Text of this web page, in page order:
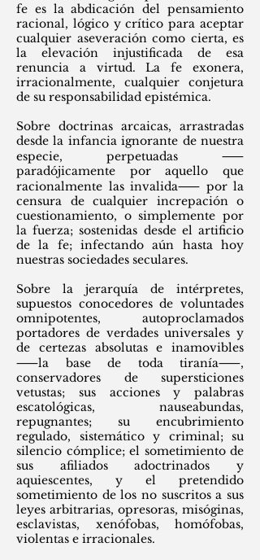
fe es la abdicación del pensamiento
racional, lógico y crítico para aceptar
cualquier aseveración como cierta, es
la elevación injustificada de esa
renuncia a virtud. La fe exonera,
irracionalmente, cualquier conjetura
de su responsabilidad epistémica.
Sobre doctrinas arcaicas, arrastradas
desde la infancia ignorante de nuestra
especie, perpetuadas ⸺
paradójicamente por aquello que
racionalmente las invalida⸺ por la
censura de cualquier increpación o
cuestionamiento, o simplemente por
la fuerza; sostenidas desde el artificio
de la fe; infectando aún hasta hoy
nuestras sociedades seculares.
Sobre la jerarquía de intérpretes,
supuestos conocedores de voluntades
omnipotentes, autoproclamados
portadores de verdades universales y
de certezas absolutas e inamovibles
⸺la base de toda tiranía⸺,
conservadores de supersticiones
vetustas; sus acciones y palabras
escatológicas, nauseabundas,
repugnantes; su encubrimiento
regulado, sistemático y criminal; su
silencio cómplice; el sometimiento de
sus afiliados adoctrinados y
aquiescentes, y el pretendido
sometimiento de los no suscritos a sus
leyes arbitrarias, opresoras, misóginas,
esclavistas, xenófobas, homófobas,
violentas e irracionales.